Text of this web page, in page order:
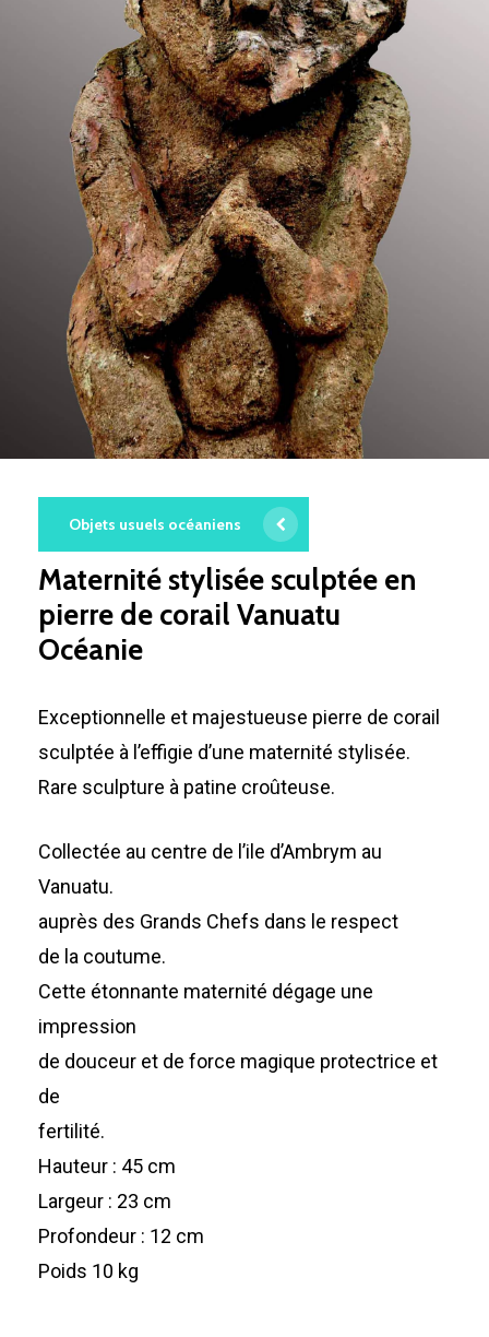
Objets usuels océaniens
Maternité stylisée sculptée en
pierre de corail Vanuatu
Océanie
Exceptionnelle et majestueuse pierre de corail
sculptée à l’effigie d’une maternité stylisée.
Rare sculpture à patine croûteuse.
Collectée au centre de l’ile d’Ambrym au
Vanuatu.
auprès des Grands Chefs dans le respect
de la coutume.
Cette étonnante maternité dégage une
impression
de douceur et de force magique protectrice et
de
fertilité.
Hauteur : 45 cm
Largeur : 23 cm
Profondeur : 12 cm
Poids 10 kg